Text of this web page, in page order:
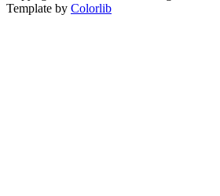
Template by Colorlib